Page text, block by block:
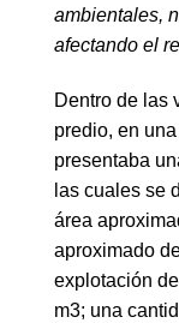
ambientales,
afectando el
Dentro de las
predio, en
presentaba
las cuales se
área
aproximado
explotación
m3; una